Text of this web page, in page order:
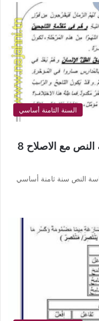
السنة الثامنة أساسي
فرض تأليفي عدد3 في دراسة النص مع الاصلاح 8